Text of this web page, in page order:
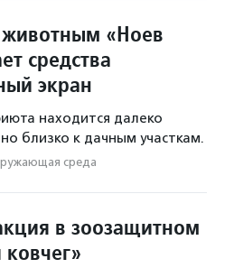
«Ноев
средства
экран
находится далеко
близко к дачным участкам.
среда
в зоозащитном